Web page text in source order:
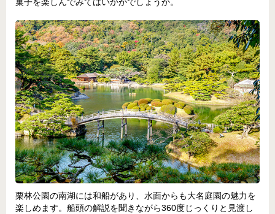
菓子を楽しんでみてはいかがでしょうか。
栗林公園の南湖には和船があり、水面からも大名庭園の魅力を
楽しめます。船頭の解説を聞きながら360度じっくりと見渡し